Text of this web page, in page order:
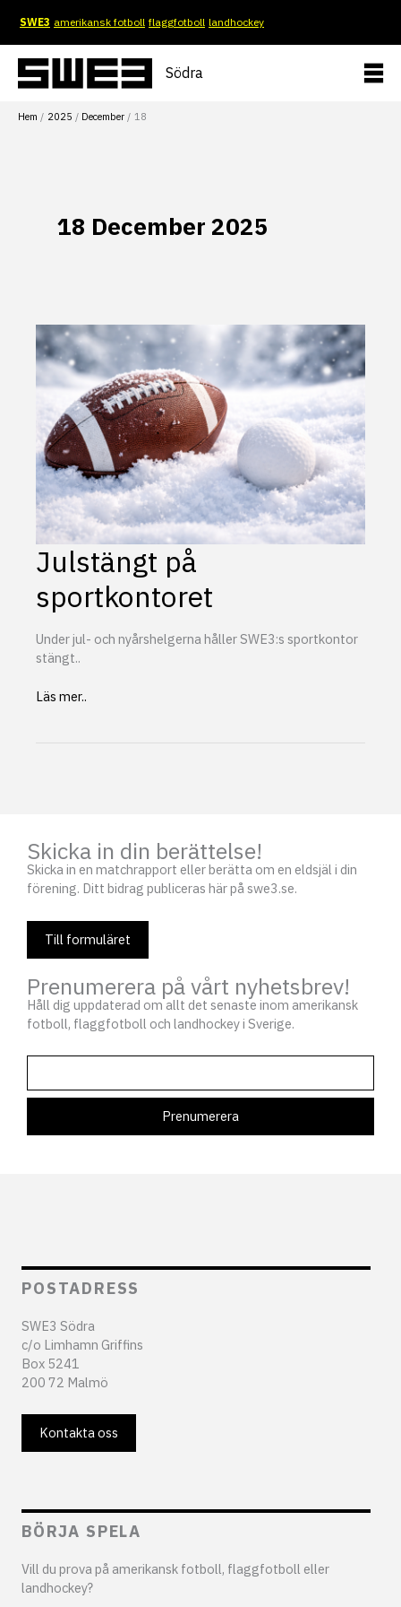
innehåll
SWE3 amerikansk fotboll flaggfotboll landhockey
Södra
Hem 2025 December 18
18 December 2025
Julstängt på
sportkontoret
Under jul- och nyårshelgerna håller SWE3:s sportkontor
stängt..
Julstängt
Läs mer..
Skicka in din berättelse!
Skicka in en matchrapport eller berätta om en eldsjäl i din
förening. Ditt bidrag publiceras här på swe3.se.
Till formuläret
Prenumerera på vårt nyhetsbrev!
Håll dig uppdaterad om allt det senaste inom amerikansk
fotboll, flaggfotboll och landhockey i Sverige.
POSTADRESS
SWE3 Södra
c/o Limhamn Griffins
Box 5241
200 72 Malmö
Kontakta oss
BÖRJA SPELA
Vill du prova på amerikansk fotboll, flaggfotboll eller
landhockey?